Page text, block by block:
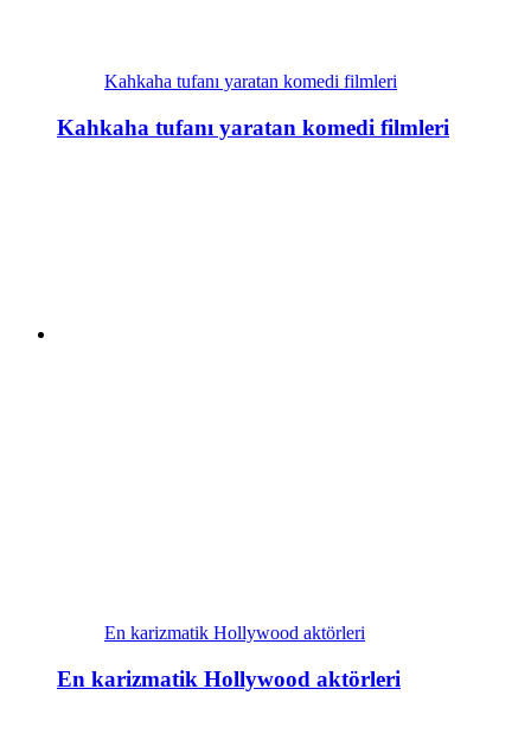
Kahkaha tufanı yaratan komedi filmleri
Kahkaha tufanı yaratan komedi filmleri
En karizmatik Hollywood aktörleri
En karizmatik Hollywood aktörleri